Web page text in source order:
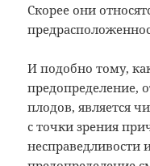
Скорее они
И подобно тому,
предопределение,
плодов, является
с точки зрения
несправедливости